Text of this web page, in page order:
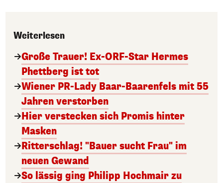
Weiterlesen
Große Trauer! Ex-ORF-Star Hermes
Phettberg ist tot
Wiener PR-Lady Baar-Baarenfels mit 55
Jahren verstorben
Hier verstecken sich Promis hinter
Masken
Ritterschlag! "Bauer sucht Frau" im
neuen Gewand
So lässig ging Philipp Hochmair zu